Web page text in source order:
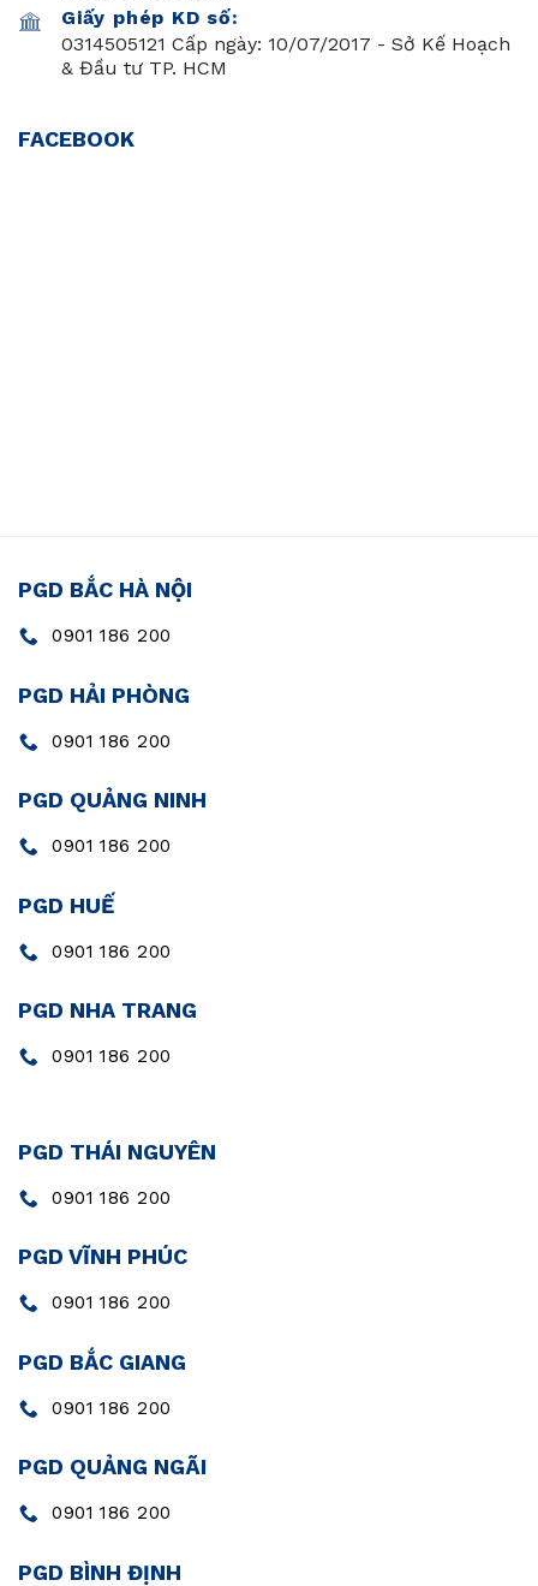
Giấy phép KD số:
0314505121 Cấp ngày: 10/07/2017 - Sở Kế Hoạch
& Đầu tư TP. HCM
FACEBOOK
PGD BẮC HÀ NỘI
0901 186 200
PGD HẢI PHÒNG
0901 186 200
PGD QUẢNG NINH
0901 186 200
PGD HUẾ
0901 186 200
PGD NHA TRANG
0901 186 200
PGD THÁI NGUYÊN
0901 186 200
PGD VĨNH PHÚC
0901 186 200
PGD BẮC GIANG
0901 186 200
PGD QUẢNG NGÃI
0901 186 200
PGD BÌNH ĐỊNH